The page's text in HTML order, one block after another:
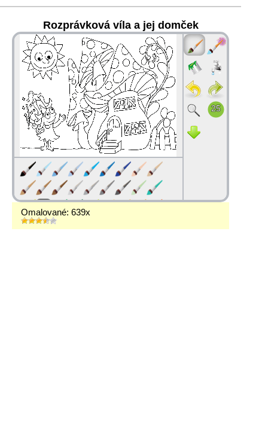
Rozprávková víla a jej domček
Omalované: 639x